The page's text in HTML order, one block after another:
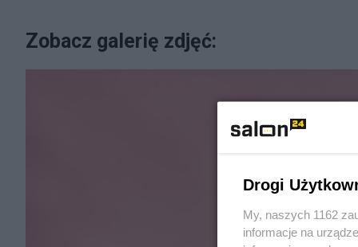
Zobacz galerię zdjęć:
Drogi
My, naszych 1162
informacje na